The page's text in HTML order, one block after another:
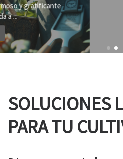
Al cultivar plantas en el
proporcionar el
SOLUCIONES
PARA TU